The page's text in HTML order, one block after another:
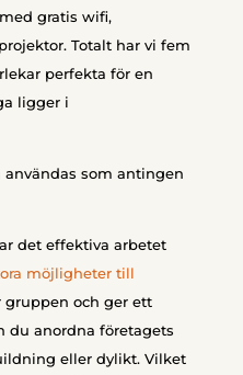
gratis wifi,
Totalt har vi fem
perfekta för en
ligger i
som antingen
det effektiva arbetet
möjligheter till
och ger ett
du anordna företagets
eller dylikt. Vilket